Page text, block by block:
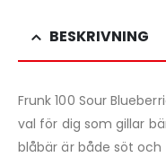
BESKRIVNING
Frunk 100 Sour
val för dig som gillar
blåbär är både söt